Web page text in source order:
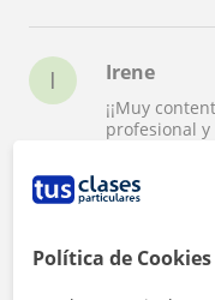
I Irene
¡¡Muy
profesional y
y otros
Ver más
J Jorge
Política de Cookies